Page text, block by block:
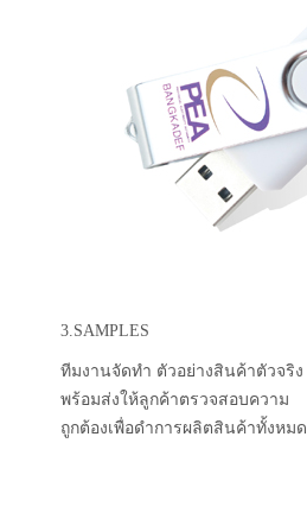
3.SAMPLES
ทีมงานจัดทำ ตัวอย่างสินค้าตัวจริง
พร้อมส่งให้ลูกค้าตรวจสอบความ
ถูกต้องเพื่อดำการผลิตสินค้าทั้งหมด